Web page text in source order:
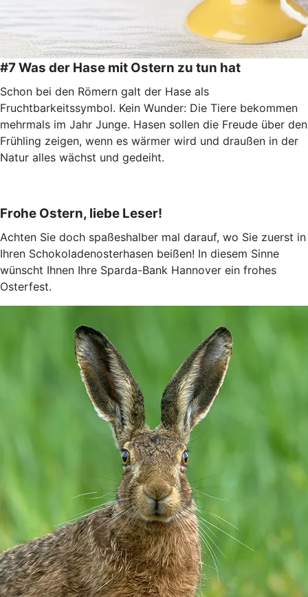
#7 Was der Hase mit Ostern zu tun hat
Schon bei den Römern galt der Hase als
Fruchtbarkeitssymbol. Kein Wunder: Die Tiere bekommen
mehrmals im Jahr Junge. Hasen sollen die Freude über den
Frühling zeigen, wenn es wärmer wird und draußen in der
Natur alles wächst und gedeiht.
Frohe Ostern, liebe Leser!
Achten Sie doch spaßeshalber mal darauf, wo Sie zuerst in
Ihren Schokoladenosterhasen beißen! In diesem Sinne
wünscht Ihnen Ihre Sparda-Bank Hannover ein frohes
Osterfest.